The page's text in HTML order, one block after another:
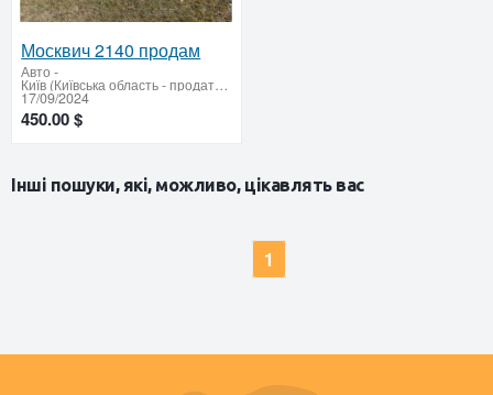
Москвич 2140 продам
Авто -
Київ (Київська область - продати купити)
17/09/2024
450.00 $
Інші пошуки, які, можливо, цікавлять вас
1